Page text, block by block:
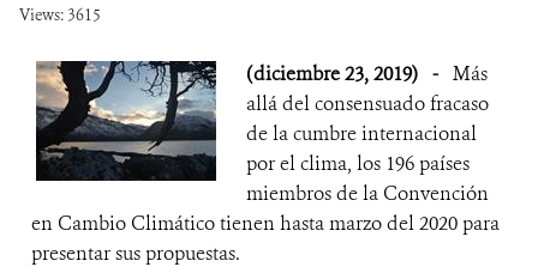
Views: 3615
(diciembre 23, 2019) - Más
allá del consensuado fracaso
de la cumbre internacional
por el clima, los 196 países
miembros de la Convención
en Cambio Climático tienen hasta marzo del 2020 para
presentar sus propuestas.